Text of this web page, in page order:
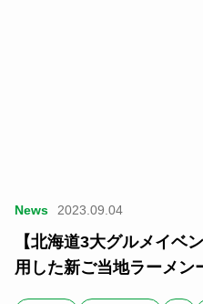
News 2023.09.04
【北海道3大グルメイベ
用した新ご当地ラーメン